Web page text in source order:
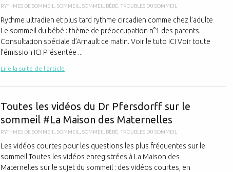
RYTHMES DE SOMMEIL SOMMEIL SOMMEIL BÉBÉ TROUBLES DU SOMMEIL
Rythme ultradien et plus tard rythme circadien comme chez l’adulte
Le sommeil du bébé : thème de préoccupation n°1 des parents.
Consultation spéciale d’Arnault ce matin. Voir le tuto ICI Voir toute
l’émission ICI Présentée ...
Lire la suite de l'article
Toutes les vidéos du Dr Pfersdorff sur le
sommeil #La Maison des Maternelles
RYTHMES DE SOMMEIL SOMMEIL SOMMEIL BÉBÉ TROUBLES DU SOMMEIL
Les vidéos courtes pour les questions les plus fréquentes sur le
sommeil Toutes les vidéos enregistrées à La Maison des
Maternelles sur le sujet du sommeil : des vidéos courtes, en